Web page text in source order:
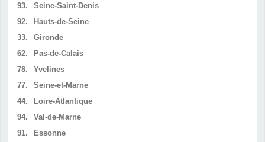
93.
Seine-Saint-Denis
92.
Hauts-de-Seine
33.
Gironde
62.
Pas-de-Calais
78.
Yvelines
77.
Seine-et-Marne
44.
Loire-Atlantique
94.
Val-de-Marne
91.
Essonne